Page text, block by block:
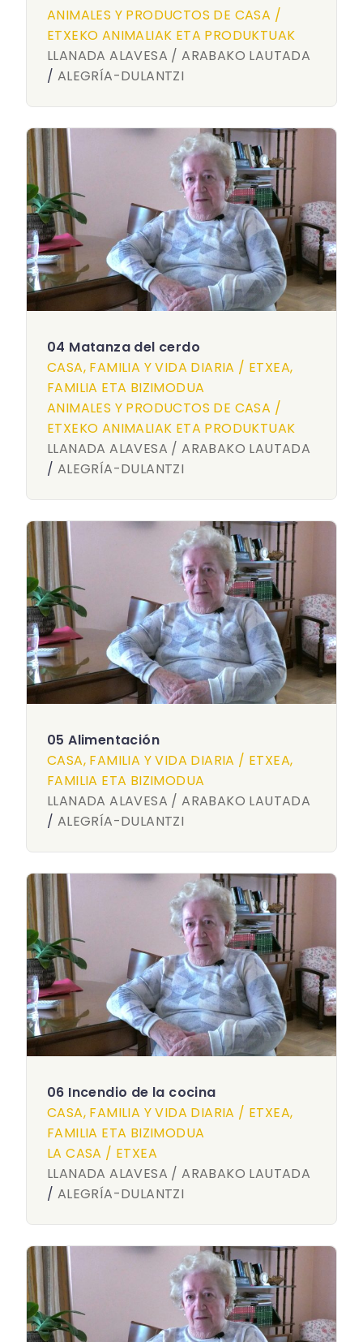
ANIMALES Y PRODUCTOS DE CASA /
ETXEKO ANIMALIAK ETA PRODUKTUAK
LLANADA ALAVESA / ARABAKO LAUTADA
/ ALEGRÍA-DULANTZI
04 Matanza del cerdo
CASA, FAMILIA Y VIDA DIARIA / ETXEA,
FAMILIA ETA BIZIMODUA
ANIMALES Y PRODUCTOS DE CASA /
ETXEKO ANIMALIAK ETA PRODUKTUAK
LLANADA ALAVESA / ARABAKO LAUTADA
/ ALEGRÍA-DULANTZI
05 Alimentación
CASA, FAMILIA Y VIDA DIARIA / ETXEA,
FAMILIA ETA BIZIMODUA
LLANADA ALAVESA / ARABAKO LAUTADA
/ ALEGRÍA-DULANTZI
06 Incendio de la cocina
CASA, FAMILIA Y VIDA DIARIA / ETXEA,
FAMILIA ETA BIZIMODUA
LA CASA / ETXEA
LLANADA ALAVESA / ARABAKO LAUTADA
/ ALEGRÍA-DULANTZI